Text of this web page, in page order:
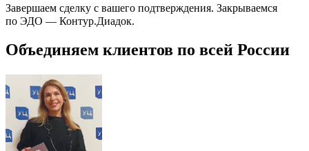
Завершаем сделку с вашего подтверждения. Закрываемся
по ЭДО — Контур.Диадок.
Объединяем клиентов по всей России